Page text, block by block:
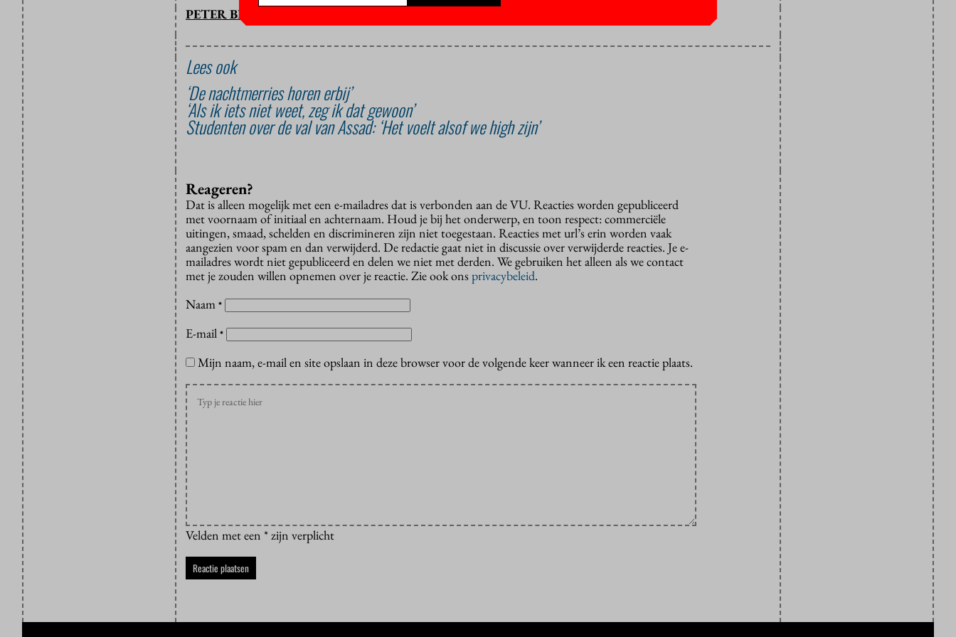
PETER BREEDVELD
Lees ook
‘De nachtmerries horen erbij’
‘Als ik iets niet weet, zeg ik dat gewoon’
Studenten over de val van Assad: ‘Het voelt alsof we high zijn’
Reageren?
Dat is alleen mogelijk met een e-mailadres dat is verbonden aan de VU. Reacties worden gepubliceerd
met voornaam of initiaal en achternaam. Houd je bij het onderwerp, en toon respect: commerciële
uitingen, smaad, schelden en discrimineren zijn niet toegestaan. Reacties met url’s erin worden vaak
aangezien voor spam en dan verwijderd. De redactie gaat niet in discussie over verwijderde reacties. Je e-
mailadres wordt niet gepubliceerd en delen we niet met derden. We gebruiken het alleen als we contact
met je zouden willen opnemen over je reactie. Zie ook onsprivacybeleid.
Naam *
E-mail *
Mijn naam, e-mail en site opslaan in deze browser voor de volgende keer wanneer ik een reactie plaats.
Velden met een * zijn verplicht